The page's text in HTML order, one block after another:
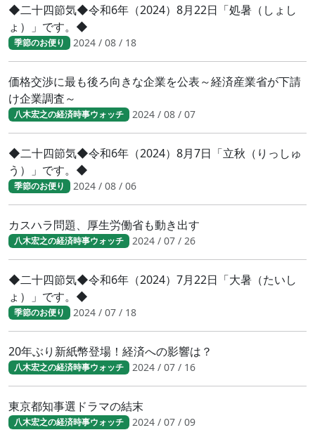
◆二十四節気◆令和6年（2024）8月22日「処暑（しょし
ょ）」です。◆
季節のお便り 2024 / 08 / 18
価格交渉に最も後ろ向きな企業を公表～経済産業省が下請
け企業調査～
八木宏之の経済時事ウォッチ 2024 / 08 / 07
◆二十四節気◆令和6年（2024）8月7日「立秋（りっしゅ
う）」です。◆
季節のお便り 2024 / 08 / 06
カスハラ問題、厚生労働省も動き出す
八木宏之の経済時事ウォッチ 2024 / 07 / 26
◆二十四節気◆令和6年（2024）7月22日「大暑（たいし
ょ）」です。◆
季節のお便り 2024 / 07 / 18
20年ぶり新紙幣登場！経済への影響は？
八木宏之の経済時事ウォッチ 2024 / 07 / 16
東京都知事選ドラマの結末
八木宏之の経済時事ウォッチ 2024 / 07 / 09